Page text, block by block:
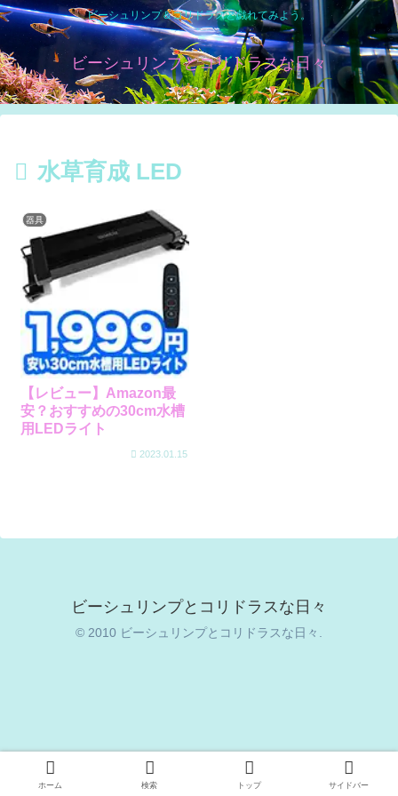
ビーシュリンプ＆コリドラスと戯れてみよう。
ビーシュリンプとコリドラスな日々
水草育成 LED
器具
【レビュー】Amazon最
安？おすすめの30cm水槽
用LEDライト
2023.01.15
ビーシュリンプとコリドラスな日々
© 2010 ビーシュリンプとコリドラスな日々.
ホーム 検索 トップ サイドバー